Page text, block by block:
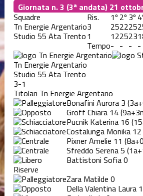
Giornata n. 3 (3ª andata) 21
Squadre
Ris. 1º 2º 3º
Tn Energie Argentario3 252225
Studio 55 Ata Trento1 122523
Tempo- - - -
Tn Energie Argentario
Studio 55 Ata Trento
3-1
Titolari Tn Energie Argentario
Bonafini Aurora 3
Groff Chiara 14
Pucnik Katerina 16
Costalunga Monika 12
Pixner Amelie 11
Sfreddo Serena5
Battistoni Sofia0
Riserve
Zara Matilde 0
Della Valentina Laura 1